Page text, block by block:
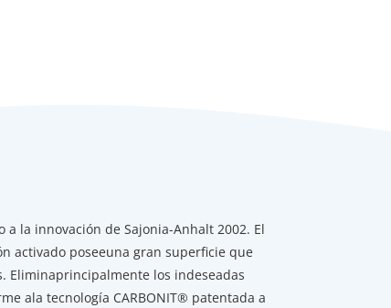
la innovación de Sajonia-Anhalt 2002. El
activado poseeuna gran superficie que
Eliminaprincipalmente los indeseadas
ala tecnología CARBONIT® patentada a